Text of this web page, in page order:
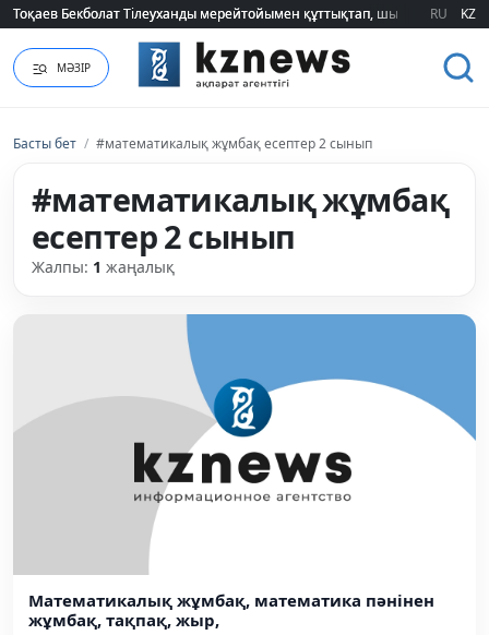
Тоқаев Бекболат Тілеуханды мерейтойымен құттықтап, шығармашылық
Тоқаев Бекболат Тілеуханды мерейтойымен құттықтап, шығармашылық
RU KZ
МӘЗІР
Басты бет / #математикалық жұмбақ есептер 2 сынып
#математикалық жұмбақ
есептер 2 сынып
Жалпы: 1 жаңалық
Математикалық жұмбақ, математика пәнінен
жұмбақ, тақпақ, жыр,